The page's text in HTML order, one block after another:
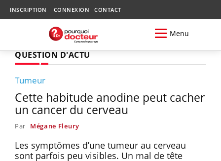
INSCRIPTION CONNEXION CONTACT
Menu
QUESTION D'ACTU
Tumeur
Cette habitude anodine peut cacher
un cancer du cerveau
Par Mégane Fleury
Les symptômes d’une tumeur au cerveau
sont parfois peu visibles. Un mal de tête